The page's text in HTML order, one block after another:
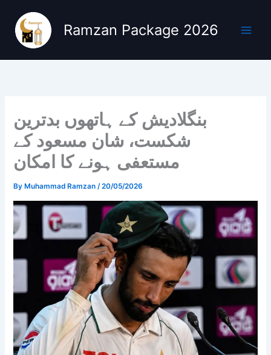
content
Ramzan Package 2026
بنگلادیش کے ہاتھوں بدترین
شکست، شان مسعود کے
مستعفی ہونے کا امکان
By Muhammad Ramzan/20/05/2026